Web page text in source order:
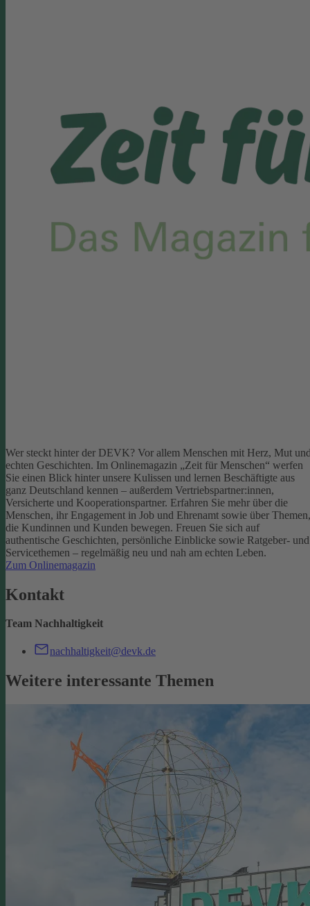
Wer steckt hinter der DEVK? Vor allem Menschen mit Herz, Mut
echten Geschichten. Im Onlinemagazin „Zeit für Menschen“ werfen
Sie einen Blick hinter unsere Kulissen und lernen Beschäftigte aus
ganz Deutschland kennen – außerdem Vertriebspartner:innen,
Versicherte und Kooperationspartner. Erfahren Sie mehr über die
Menschen, ihr Engagement in Job und Ehrenamt sowie über Themen,
die Kundinnen und Kunden bewegen. Freuen Sie sich auf
authentische Geschichten, persönliche Einblicke sowie Ratgeber- und
Servicethemen – regelmäßig neu und nah am echten Leben.
Zum Onlinemagazin
Kontakt
Team Nachhaltigkeit
nachhaltigkeit@devk.de
Weitere interessante Themen